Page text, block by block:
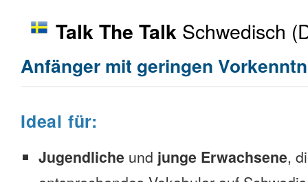
Talk The Talk Schwedisch
Anfänger mit geringen
Ideal für:
Jugendliche und junge Erwachsene,